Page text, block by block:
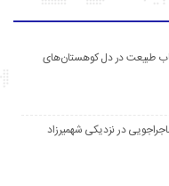
ناب طبیعت در دل کوهستان‌های
در نزدیکی شهمیرزاد